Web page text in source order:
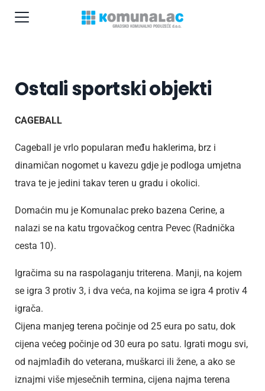
Ostali sportski objekti
CAGEBALL
Cageball je vrlo popularan među haklerima, brz i
dinamičan nogomet u kavezu gdje je podloga umjetna
trava te je jedini takav teren u gradu i okolici.
Domaćin mu je Komunalac preko bazena Cerine, a
nalazi se na katu trgovačkog centra Pevec (Radnička
cesta 10).
Igračima su na raspolaganju triterena. Manji, na kojem
se igra 3 protiv 3, i dva veća, na kojima se igra 4 protiv 4
igrača.
Cijena manjeg terena počinje od 25 eura po satu, dok
cijena većeg počinje od 30 eura po satu. Igrati mogu svi,
od najmlađih do veterana, muškarci ili žene, a ako se
iznajmi više mjesečnih termina, cijena najma terena